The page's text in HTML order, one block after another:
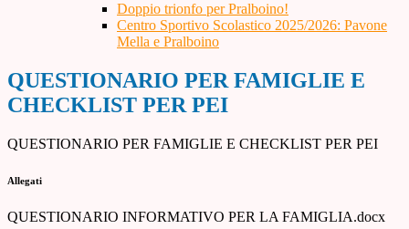
Doppio trionfo per Pralboino!
Centro Sportivo Scolastico 2025/2026: Pavone
Mella e Pralboino
QUESTIONARIO PER FAMIGLIE E
CHECKLIST PER PEI
QUESTIONARIO PER FAMIGLIE E CHECKLIST PER PEI
Allegati
QUESTIONARIO INFORMATIVO PER LA FAMIGLIA.docx